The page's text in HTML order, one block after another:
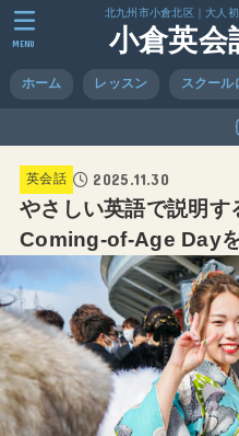
北九州市小倉北区｜大人
小倉英会
ホーム レッスン スクール
MENU
英会話 2025.11.30
やさしい英語で説明す
Coming-of-Age Day